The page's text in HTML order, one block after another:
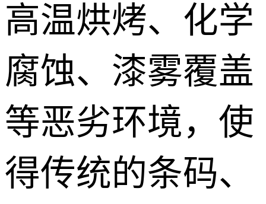
高温烘烤、化学
腐蚀、漆雾覆盖
等恶劣环境，使
得传统的条码、